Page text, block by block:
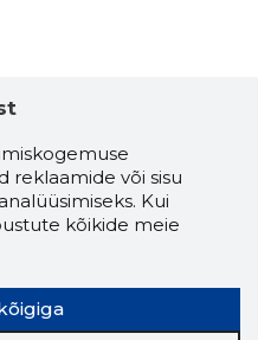
reklaamide või sisu
Kui
kõikide meie